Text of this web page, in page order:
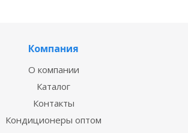
Компания
О компании
Каталог
Контакты
Кондиционеры оптом